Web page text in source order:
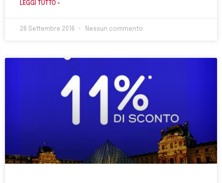
LEGGI TUTTO »
28 Settembre 2016 Nessun commento